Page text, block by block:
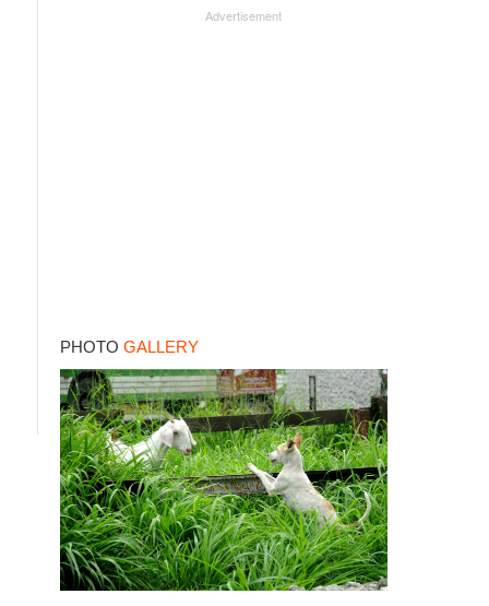
Advertisement
PHOTO GALLERY